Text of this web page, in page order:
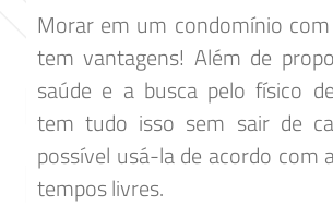
Morar em um condomínio
tem vantagens! Além de
saúde e a busca pelo físico
tem tudo isso sem sair de
possível usá-la de acordo com
tempos livres.